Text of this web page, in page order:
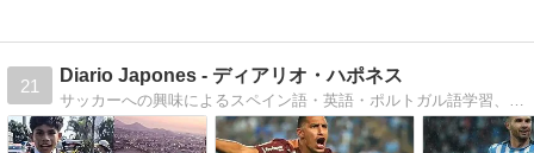
21
Diario Japones - ディアリオ・ハポネス